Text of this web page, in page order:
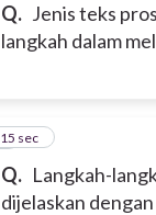
Q. Jenis teks
langkah dalam
Q. Langkah-
dijelaskan
515 sec